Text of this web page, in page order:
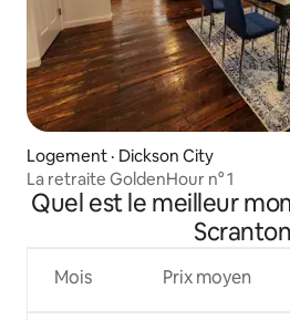
Logement · Dickson City
La retraite GoldenHour n° 1
Quel est le meilleur
Mois Prix moyen